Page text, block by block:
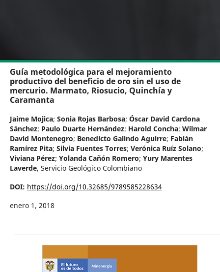
Guía metodológica para el mejoramiento
productivo del beneficio de oro sin el uso de
mercurio. Marmato, Riosucio, Quinchía y
Caramanta
Jaime Mojica; Sonia Rojas Barbosa; Óscar David Cardona
Sánchez; Paulo Duarte Hernández; Harold Concha; Wilmar
David Montenegro; Benedicto Galindo Aguirre; Fabián
Ramírez Pita; Silvia Fuentes Torres; Verónica Ruíz Solano;
Viviana Pérez; Yolanda Cañón Romero; Yury Marentes
Laverde, Servicio Geológico Colombiano
DOI: https://doi.org/10.32685/9789585228634
enero 1, 2018